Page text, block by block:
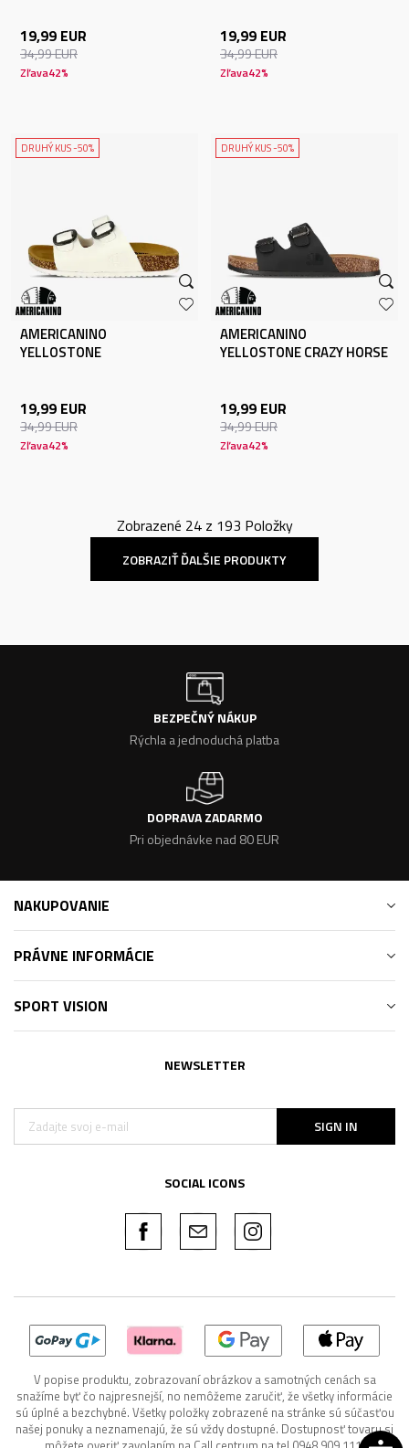
19,99 EUR
34,99EUR
Zľava42%
19,99 EUR
34,99EUR
Zľava42%
DRUHÝ KUS -50%
AMERICANINO
YELLOSTONE
19,99 EUR
34,99EUR
Zľava42%
DRUHÝ KUS -50%
AMERICANINO
YELLOSTONE CRAZY HORSE
19,99 EUR
34,99EUR
Zľava42%
Zobrazené 24z 193 Položky
ZOBRAZIŤ ĎALŠIE PRODUKTY
BEZPEČNÝ NÁKUP
Rýchla a jednoduchá platba
DOPRAVA ZADARMO
Pri objednávke nad 80 EUR
NAKUPOVANIE
PRÁVNE INFORMÁCIE
SPORT VISION
NEWSLETTER
SIGN IN
SOCIAL ICONS
V popise produktu, zobrazovaní obrázkov a samotných cenách sa
snažíme byť čo najpresnejší, no nemôžeme zaručiť, že všetky informácie
sú úplné a bezchybné. Všetky položky zobrazené na stránke sú súčasťou
našej ponuky a neznamenajú, že sú vždy dostupné. Dostupnosť tovaru si